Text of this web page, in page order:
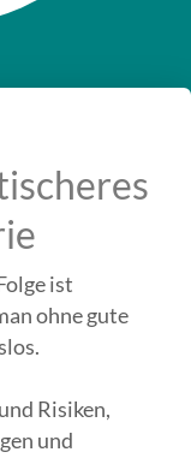
ist
ohne gute
Risiken,
und